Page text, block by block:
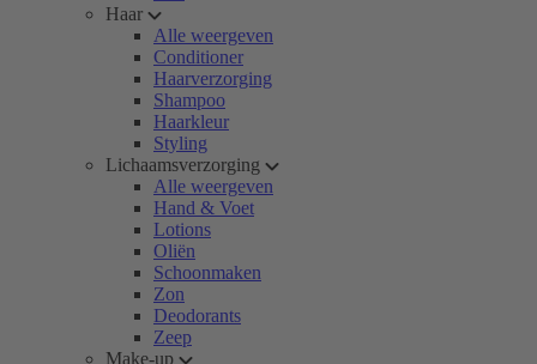
Haar
Alle weergeven
Conditioner
Haarverzorging
Shampoo
Haarkleur
Styling
Lichaamsverzorging
Alle weergeven
Hand & Voet
Lotions
Oliën
Schoonmaken
Zon
Deodorants
Zeep
Make-up